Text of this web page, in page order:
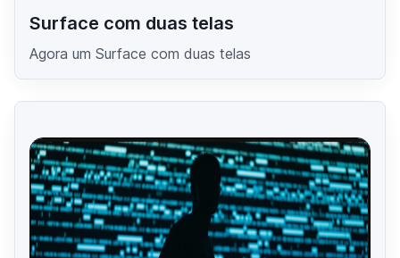
Surface com duas telas
Agora um Surface com duas telas